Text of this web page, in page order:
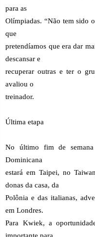
para as
Olímpiadas. “Não tem sido
que
pretendíamos que era dar
descansar e
recuperar outras e ter o
avaliou o
treinador.
Última etapa
No último fim de
Dominicana
estará em Taipei, no
donas da casa, da
Polônia e das italianas,
em Londres.
Para Kwiek, a